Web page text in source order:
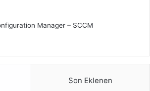
Manager – SCCM
Son Eklenen